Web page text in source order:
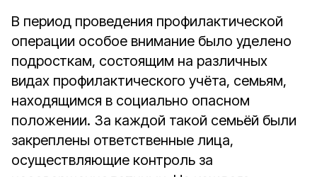
В период проведения профилактической
операции особое внимание было уделено
подросткам, состоящим на различных
видах профилактического учёта, семьям,
находящимся в социально опасном
положении. За каждой такой семьёй были
закреплены ответственные лица,
осуществляющие контроль за